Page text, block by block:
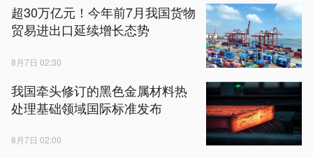
超30万亿元！今年前7月我国货物
贸易进出口延续增长态势
8月7日 02:30
我国牵头修订的黑色金属材料热
处理基础领域国际标准发布
8月7日 02:00